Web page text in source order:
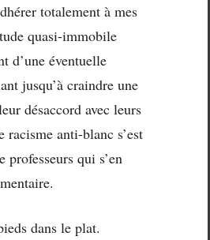
totalement à mes
quasi-immobile
d’une éventuelle
jusqu’à craindre une
désaccord avec leurs
anti-blanc s’est
qui s’en
dans le plat.